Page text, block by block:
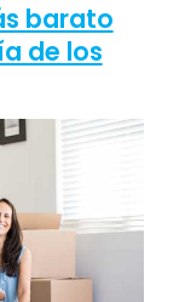
barato
de los